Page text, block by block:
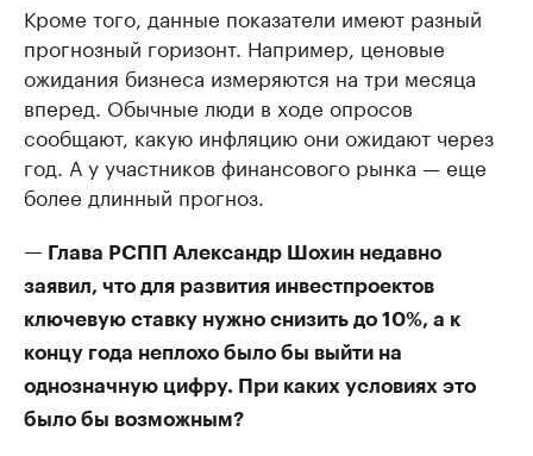
Кроме того, данные показатели имеют разный
прогнозный горизонт. Например, ценовые
ожидания бизнеса измеряются на три месяца
вперед. Обычные люди в ходе опросов
сообщают, какую инфляцию они ожидают через
год. А у участников финансового рынка — еще
более длинный прогноз.
— Глава РСПП Александр Шохин недавно
заявил, что для развития инвестпроектов
ключевую ставку нужно снизить до 10%, а к
концу года неплохо было бы выйти на
однозначную цифру. При каких условиях это
было бы возможным?